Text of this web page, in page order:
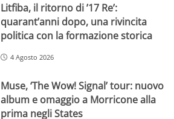
Litfiba, il ritorno di ’17 Re’:
quarant’anni dopo, una rivincita
politica con la formazione storica
4 Agosto 2026
Muse, ‘The Wow! Signal’ tour: nuovo
album e omaggio a Morricone alla
prima negli States